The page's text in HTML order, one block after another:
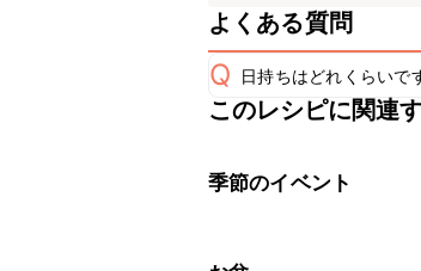
よくある質問
Q 日持ちはどれくらいで
こちらのレシピは出
※日持ちは目安です。
このレシピに関連
季節のイベント